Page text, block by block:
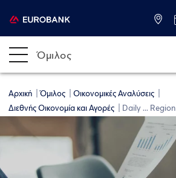
Όμιλος
Αρχική Όμιλος
Οικονομικές Αναλύσεις
Διεθνής Οικονομία και Αγορές
Daily ... Region